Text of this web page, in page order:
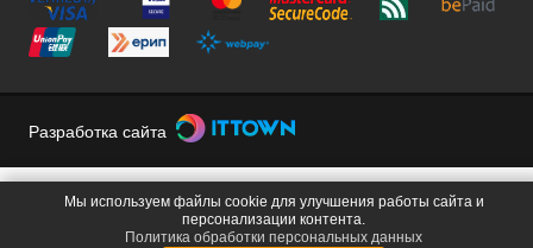
Разработка сайта
Мы используем файлы cookie для улучшения работы сайта и
персонализации контента.
Политика обработки персональных данных